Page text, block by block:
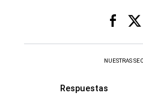
NUESTRAS
Respuestas